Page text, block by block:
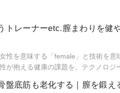
トレーナーetc.膣まわりを健
性を意味する「female」と技術を意
が抱える健康の課題を、テクノロジ
FESではフェムテックに特化した
盤底筋も老化する｜膣を鍛え